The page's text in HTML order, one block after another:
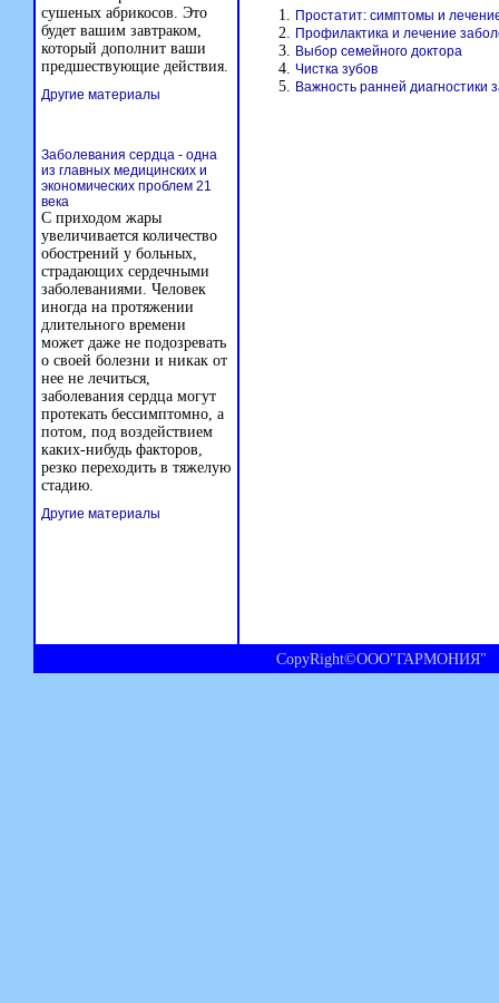
Простатит: симптомы и
Профилактика и лечение
Выбор семейного доктора
Чистка зубов
Важность ранней диагностики
сушеных абрикосов. Это
будет вашим завтраком,
который дополнит ваши
предшествующие действия.
Другие материалы
Заболевания сердца - одна
из главных медицинских и
экономических проблем 21
века
С приходом жары
увеличивается количество
обострений у больных,
страдающих сердечными
заболеваниями. Человек
иногда на протяжении
длительного времени
может даже не подозревать
о своей болезни и никак от
нее не лечиться,
заболевания сердца могут
протекать бессимптомно, а
потом, под воздействием
каких-нибудь факторов,
резко переходить в тяжелую
стадию.
Другие материалы